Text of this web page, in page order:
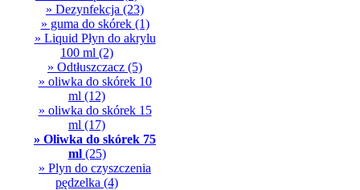
» Dezynfekcja (23)
» guma do skórek(1)
» Liquid Płyn do akrylu
100 ml (2)
» Odtłuszczacz (5)
» oliwka do skórek 10
ml (12)
» oliwka do skórek 15
ml (17)
» Oliwka do skórek 75
ml(25)
» Plyn do czyszczenia
pędzelka (4)